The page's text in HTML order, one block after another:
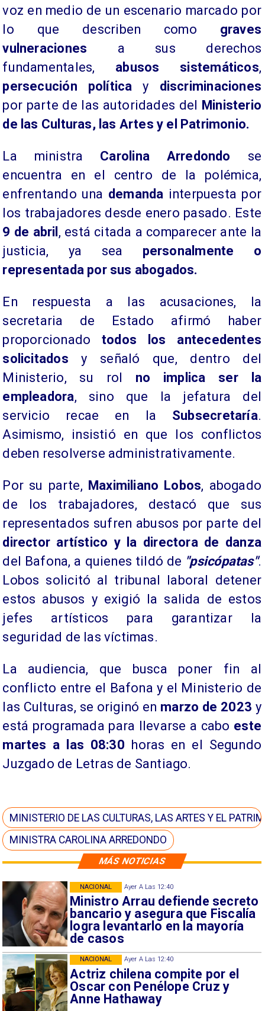
MÁS NOTICIAS
Ayer A Las 12:40
Ministro Arrau defiende secreto
bancario y asegura que Fiscalía
logra levantarlo en la mayoría
de casos
NACIONAL
Ayer A Las 12:40
Actriz chilena compite por el
Oscar con Penélope Cruz y
Anne Hathaway
NACIONAL
voz en medio de un escenario marcado por
lo que describen como graves
vulneraciones a sus derechos
fundamentales, abusos sistemáticos,
persecución política y discriminaciones
por parte de las autoridades del Ministerio
de las Culturas, las Artes y el Patrimonio.
La ministra Carolina Arredondo se
encuentra en el centro de la polémica,
enfrentando una demanda interpuesta por
los trabajadores desde enero pasado. Este
9 de abril , está citada a comparecer ante la
justicia, ya sea personalmente o
representada por sus abogados.
En respuesta a las acusaciones, la
secretaria de Estado afirmó haber
proporcionadotodos los antecedentes
solicitados y señaló que, dentro del
Ministerio, su rol no implica ser la
empleadora, sino que la jefatura del
servicio recae en la Subsecretaría.
Asimismo, insistió en que los conflictos
deben resolverse administrativamente.
Por su parte, Maximiliano Lobos, abogado
de los trabajadores, destacó que sus
representados sufren abusos por parte del
director artístico y la directora de danza
del Bafona, a quienes tildó de "psicópatas".
Lobos solicitó al tribunal laboral detener
estos abusos y exigió la salida de estos
jefes artísticos para garantizar la
seguridad de las víctimas.
La audiencia, que busca poner fin al
conflicto entre el Bafona y el Ministerio de
las Culturas, se originó en marzo de 2023 y
está programada para llevarse a cabo este
martes a las 08:30 horas en el Segundo
Juzgado de Letras de Santiago.
MINISTERIO DE LAS CULTURAS, LAS ARTES Y EL
MINISTRA CAROLINA ARREDONDO